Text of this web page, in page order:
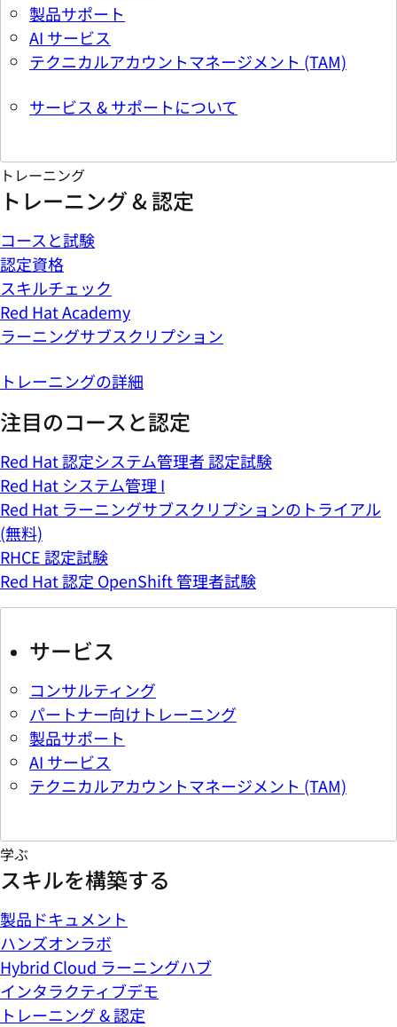
製品サポート
AI サービス
テクニカルアカウントマネージメント (TAM)
サービス & サポートについて
トレーニング
トレーニング & 認定
コースと試験
認定資格
スキルチェック
Red Hat Academy
ラーニングサブスクリプション
トレーニングの詳細
注目のコースと認定
Red Hat 認定システム管理者 認定試験
Red Hat システム管理 I
Red Hat ラーニングサブスクリプションのトライアル
(無料)
RHCE 認定試験
Red Hat 認定 OpenShift 管理者試験
サービス
コンサルティング
パートナー向けトレーニング
製品サポート
AI サービス
テクニカルアカウントマネージメント (TAM)
学ぶ
スキルを構築する
製品ドキュメント
ハンズオンラボ
Hybrid Cloud ラーニングハブ
インタラクティブデモ
トレーニング & 認定